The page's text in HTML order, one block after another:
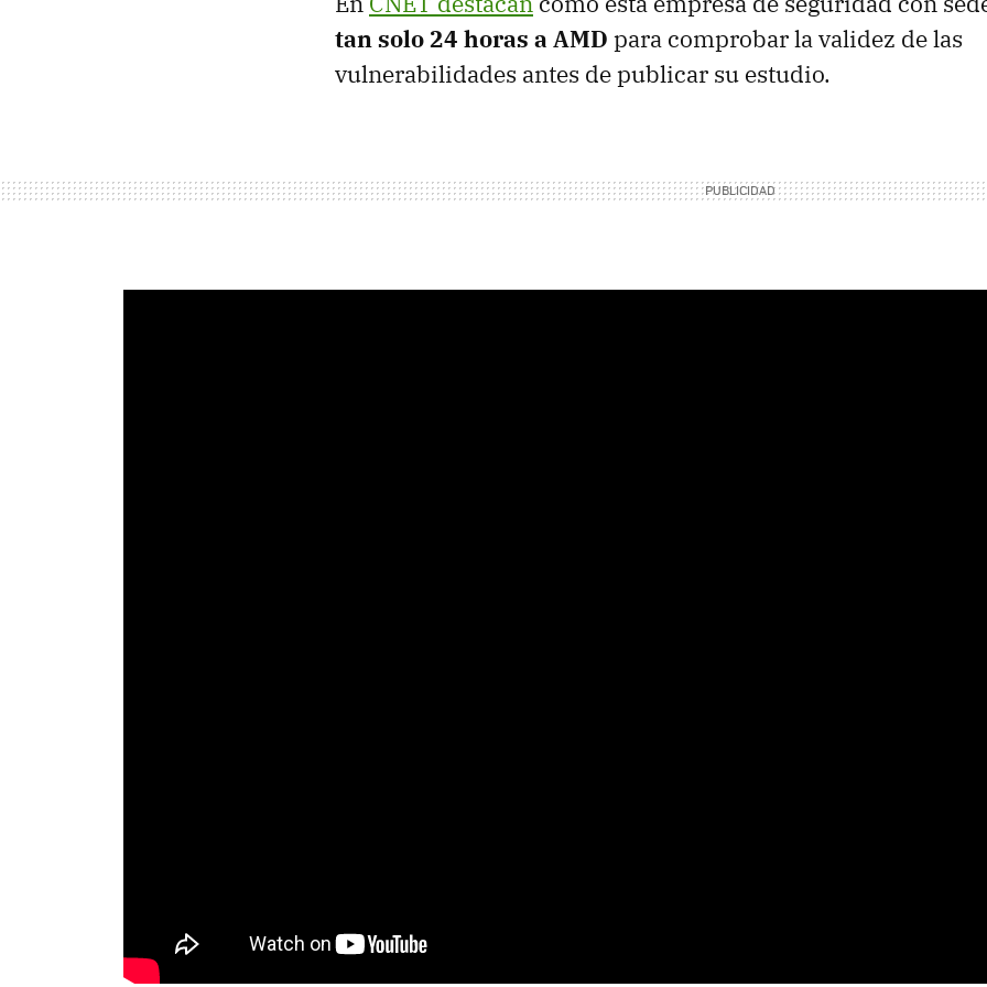
tan solo 24 horas a AMD para comprobar la validez de las
vulnerabilidades antes de publicar su estudio.